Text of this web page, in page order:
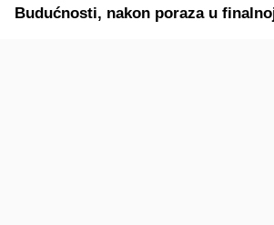
Budućnosti, nakon poraza u